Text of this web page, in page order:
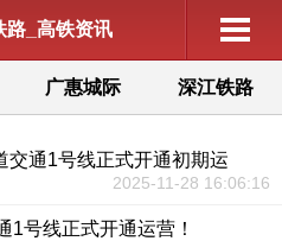
路_高铁资讯
广惠城际 深江铁路
交通1号线正式开通初期运
2025-11-28 16:06:16
1号线正式开通运营！